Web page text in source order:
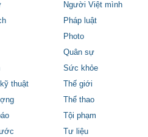
Người Việt mình
Pháp luật
Photo
Quân sự
Sức khỏe
kỹ thuật
Thế giới
Thể thao
Tội phạm
Tư liệu